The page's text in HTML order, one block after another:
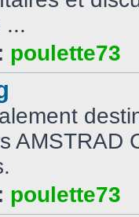
...
poulette73
AMSTRAD
poulette73